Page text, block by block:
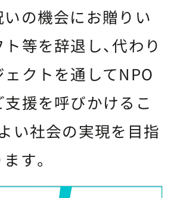
の機会にお贈りい
等を辞退し、代わり
クトを通してNPO
援を呼びかけるこ
い社会の実現を目指
す。